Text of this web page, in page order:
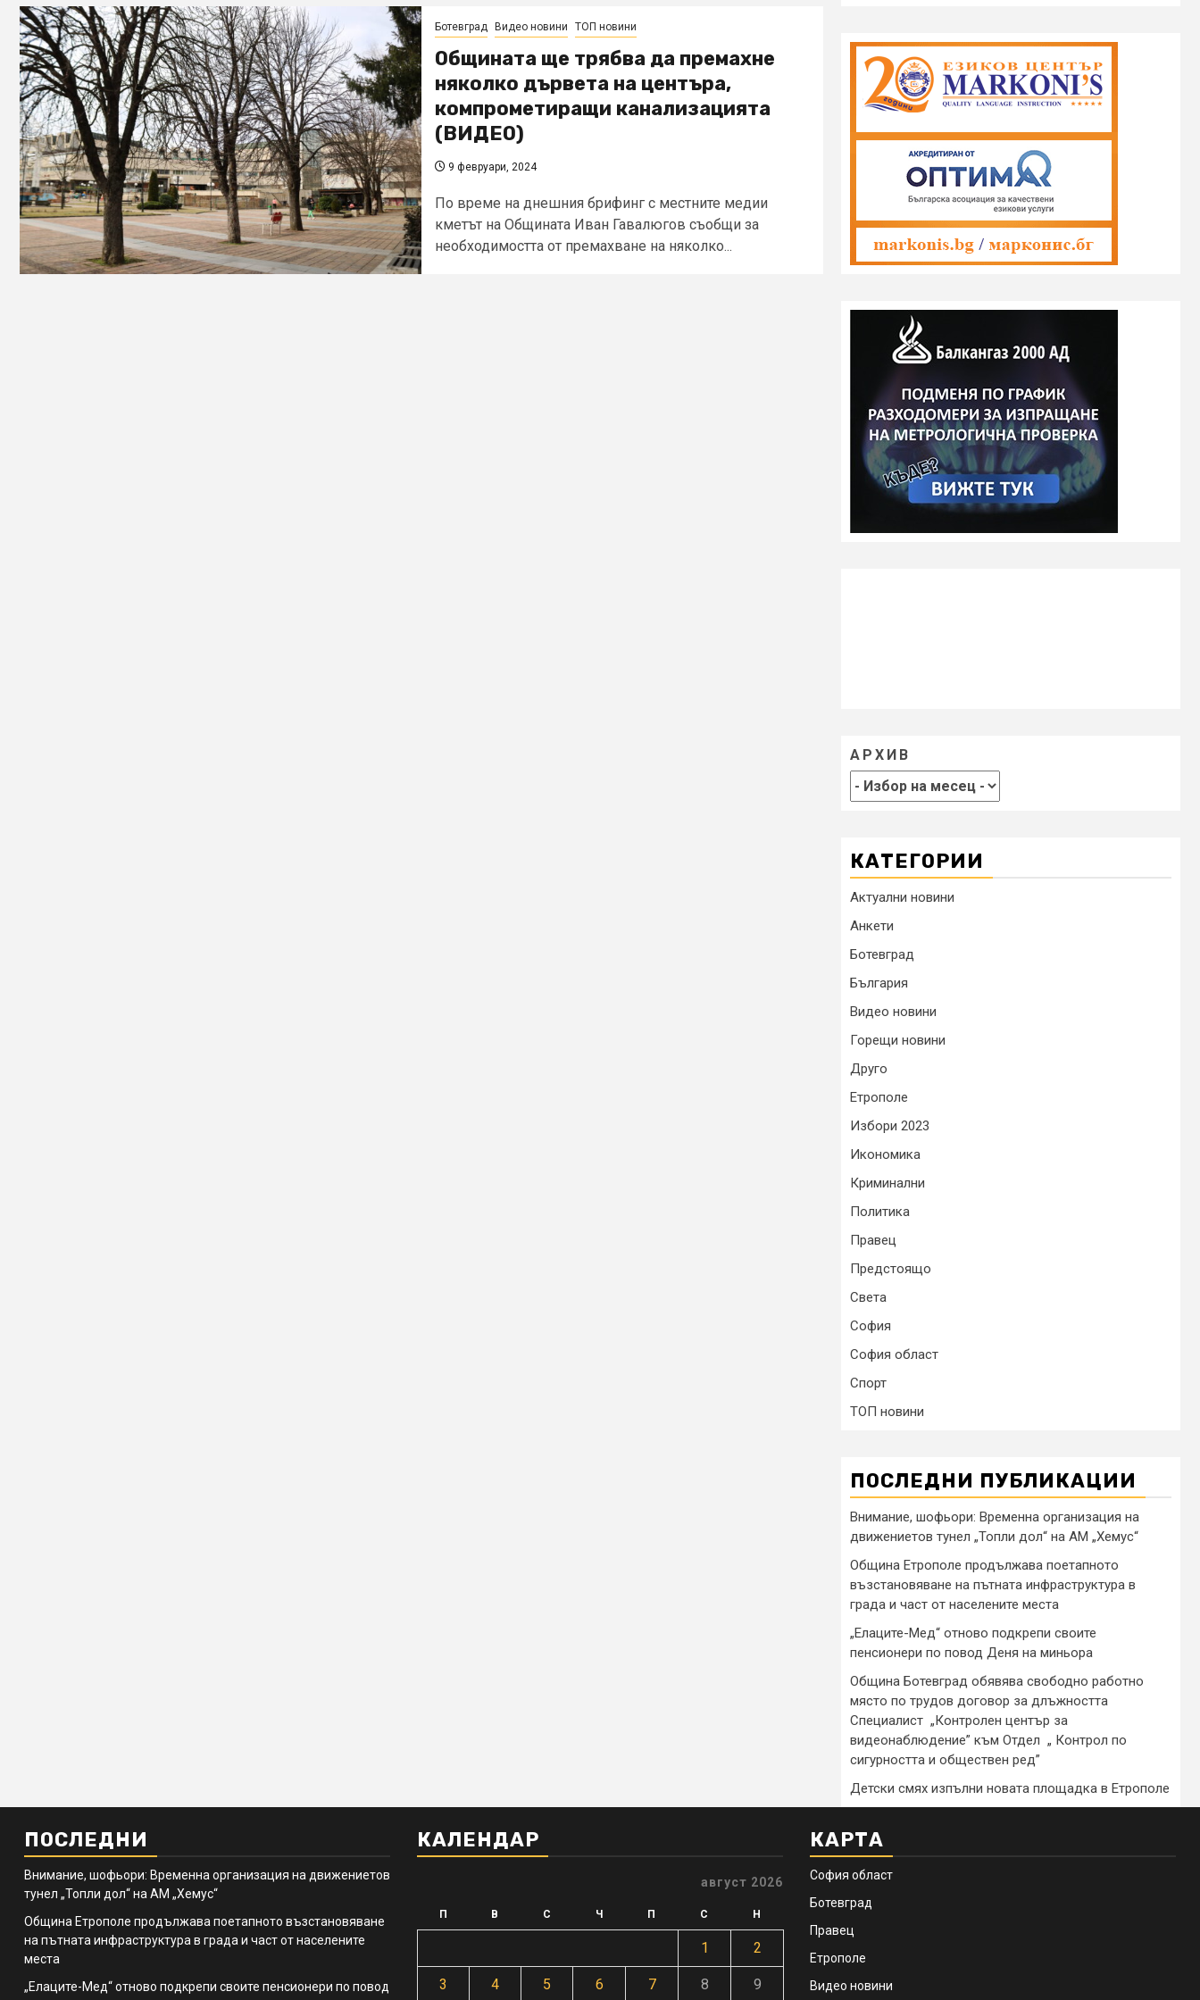
Ботевград Видео новини ТОП новини
Общината ще трябва да премахне
няколко дървета на центъра,
компрометиращи канализацията
(ВИДЕО)
9 февруари, 2024
По време на днешния брифинг с местните медии
кметът на Общината Иван Гавалюгов съобщи за
необходимостта от премахване на няколко...
АРХИВ
КАТЕГОРИИ
Актуални новини
Анкети
Ботевград
България
Видео новини
Горещи новини
Друго
Етрополе
Избори 2023
Икономика
Криминални
Политика
Правец
Предстоящо
Света
София
София област
Спорт
ТОП новини
ПОСЛЕДНИ ПУБЛИКАЦИИ
Внимание, шофьори: Временна организация на
движениетов тунел „Топли дол“ на АМ „Хемус“
Община Етрополе продължава поетапното
възстановяване на пътната инфраструктура в
града и част от населените места
„Елаците-Мед“ отново подкрепи своите
пенсионери по повод Деня на миньора
Община Ботевград обявява свободно работно
място по трудов договор за длъжността
Специалист „Контролен център за
видеонаблюдение” към Отдел „ Контрол по
сигурността и обществен ред”
Детски смях изпълни новата площадка в Етрополе
ПОСЛЕДНИ
Внимание, шофьори: Временна организация на движениетов
тунел „Топли дол“ на АМ „Хемус“
Община Етрополе продължава поетапното възстановяване
на пътната инфраструктура в града и част от населените
места
„Елаците-Мед“ отново подкрепи своите пенсионери по повод
КАЛЕНДАР
август 2026
П В С Ч П С Н
1 2
3 4 5 6 7 8 9
КАРТА
София област
Ботевград
Правец
Етрополе
Видео новини